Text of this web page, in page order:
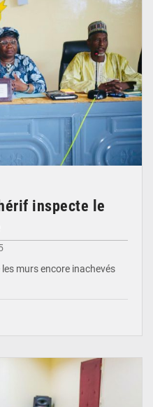
inspecte le
murs encore inachevés